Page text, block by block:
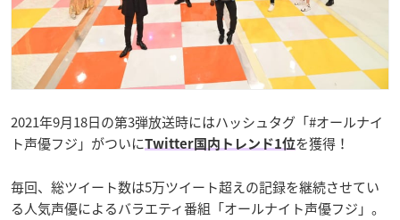
2021年9月18日の第3弾放送時にはハッシュタグ「#オールナイ
ト声優フジ」がついにTwitter国内トレンド1位を獲得！
毎回、総ツイート数は5万ツイート超えの記録を継続させてい
る人気声優によるバラエティ番組「オールナイト声優フジ」。